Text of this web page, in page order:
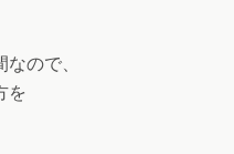
ので、
を